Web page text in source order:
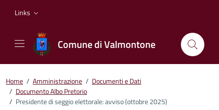
Links
Comune di Valmontone
Home / Amministrazione / Documenti e Dati
/ Documento Albo Pretorio
/ Presidente di seggio elettorale: avviso (ottobre 2025)